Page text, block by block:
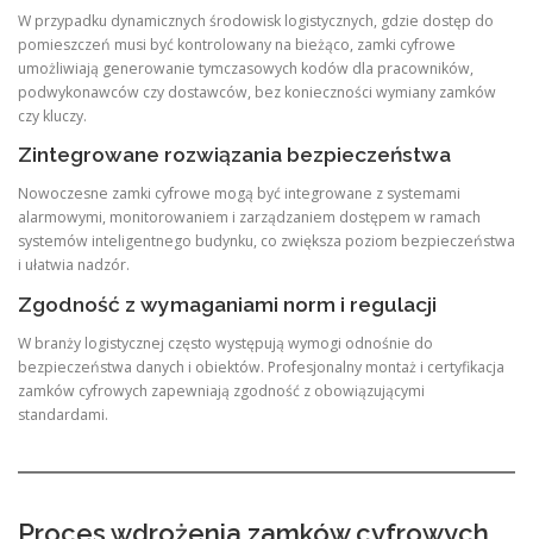
W przypadku dynamicznych środowisk logistycznych, gdzie dostęp do
pomieszczeń musi być kontrolowany na bieżąco, zamki cyfrowe
umożliwiają generowanie tymczasowych kodów dla pracowników,
podwykonawców czy dostawców, bez konieczności wymiany zamków
czy kluczy.
Zintegrowane rozwiązania bezpieczeństwa
Nowoczesne zamki cyfrowe mogą być integrowane z systemami
alarmowymi, monitorowaniem i zarządzaniem dostępem w ramach
systemów inteligentnego budynku, co zwiększa poziom bezpieczeństwa
i ułatwia nadzór.
Zgodność z wymaganiami norm i regulacji
W branży logistycznej często występują wymogi odnośnie do
bezpieczeństwa danych i obiektów. Profesjonalny montaż i certyfikacja
zamków cyfrowych zapewniają zgodność z obowiązującymi
standardami.